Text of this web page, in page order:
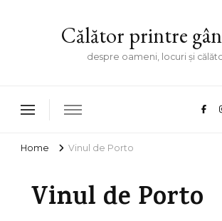
Călător printre
despre oameni, locuri și
Home Vinul de Porto
Vinul de Porto